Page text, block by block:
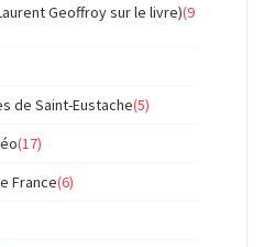
Geoffroy sur le livre)(9
de Saint-Eustache(5)
(17)
France(6)